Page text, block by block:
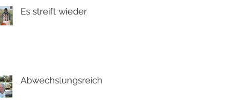
Es streift wieder
Abwechslungsreich